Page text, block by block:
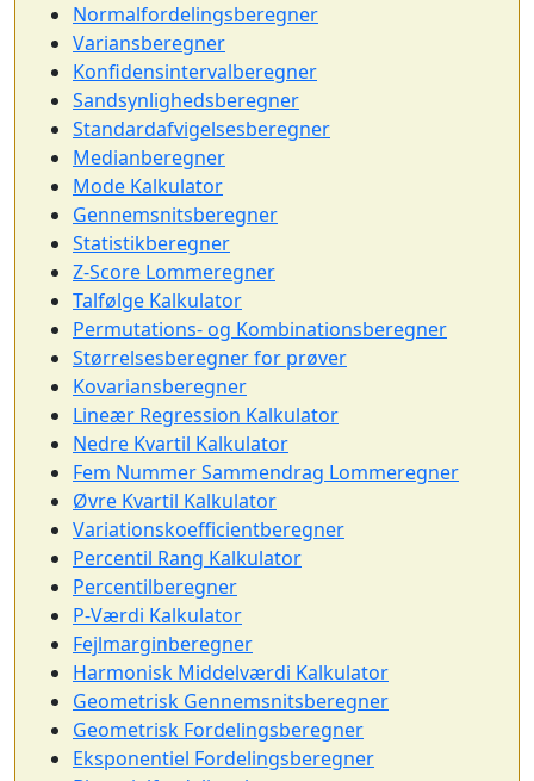
Normalfordelingsberegner
Variansberegner
Konfidensintervalberegner
Sandsynlighedsberegner
Standardafvigelsesberegner
Medianberegner
Mode Kalkulator
Gennemsnitsberegner
Statistikberegner
Z-Score Lommeregner
Talfølge Kalkulator
Permutations- og Kombinationsberegner
Størrelsesberegner for prøver
Kovariansberegner
Lineær Regression Kalkulator
Nedre Kvartil Kalkulator
Fem Nummer Sammendrag Lommeregner
Øvre Kvartil Kalkulator
Variationskoefficientberegner
Percentil Rang Kalkulator
Percentilberegner
P-Værdi Kalkulator
Fejlmarginberegner
Harmonisk Middelværdi Kalkulator
Geometrisk Gennemsnitsberegner
Geometrisk Fordelingsberegner
Eksponentiel Fordelingsberegner